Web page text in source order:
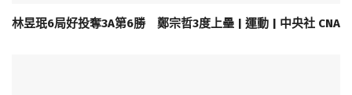
林昱珉6局好投奪3A第6勝 鄭宗哲3度上壘 | 運動 | 中央社 CNA